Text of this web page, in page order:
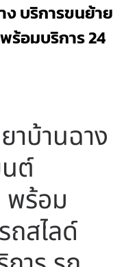
บริการขนย้าย
ร้อมบริการ 24
บ้านฉาง
ต์
พร้อม
ถสไลด์